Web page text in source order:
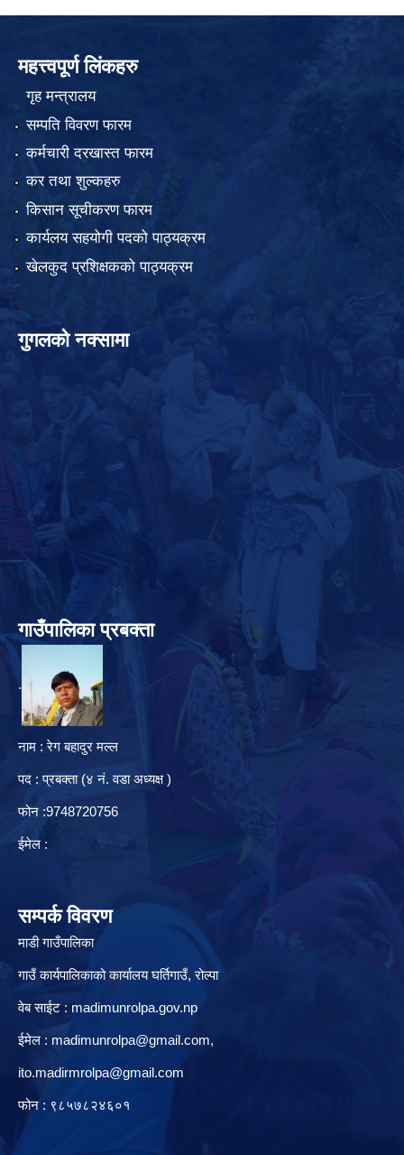
महत्त्वपूर्ण लिंकहरु
गृह मन्त्रालय
सम्पति विवरण फारम
कर्मचारी दरखास्त फारम
कर तथा शुल्कहरु
किसान सूचीकरण फारम
कार्यलय सहयोगी पदको पाठ्यक्रम
खेलकुद प्रशिक्षकको पाठ्यक्रम
गुगलको नक्सामा
गाउँपालिका प्रबक्ता
.
नाम : रेग बहादुर मल्ल
पद : प्रबक्ता (४ नं. वडा अध्यक्ष )
फोन :9748720756
ईमेल :
सम्पर्क विवरण
माडी गाउँपालिका
गाउँ कार्यपालिकाको कार्यालय घर्तिगाउँ, रो‍‍ल्पा
वेब साईट : madimunrolpa.gov.np
ईमेल : madimunrolpa@gmail.com,
ito.madirmrolpa@gmail.com
फोन : ९८५७८२४६०१